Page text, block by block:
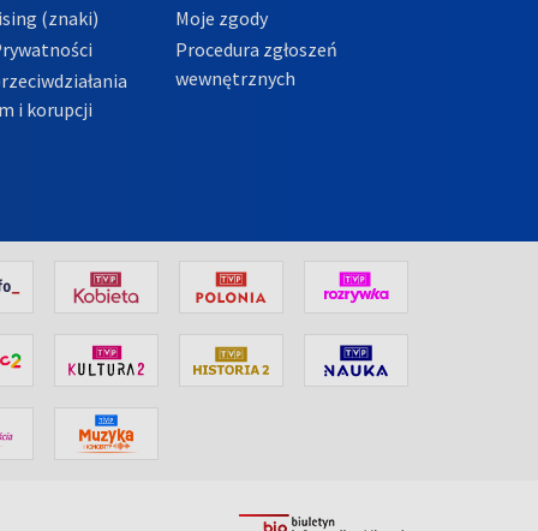
(znaki)
i korupcji
Moje zgody
Procedura zgłoszeń
wewnętrznych